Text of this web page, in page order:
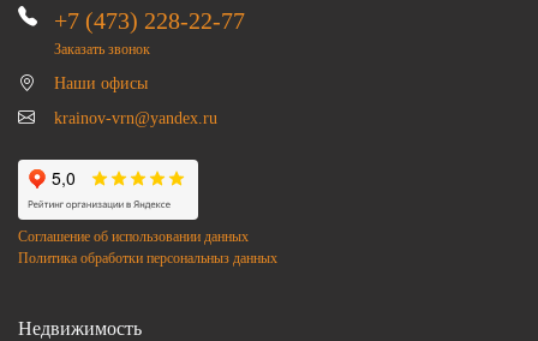
+7 (473) 228-22-77
Заказать звонок
Наши офисы
krainov-vrn@yandex.ru
Соглашение об использовании данных
Политика обработки персональныз данных
Недвижимость